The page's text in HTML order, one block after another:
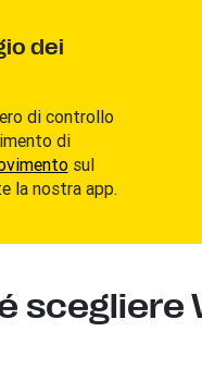
dei
di controllo
di
sul
la nostra app.
scegliere